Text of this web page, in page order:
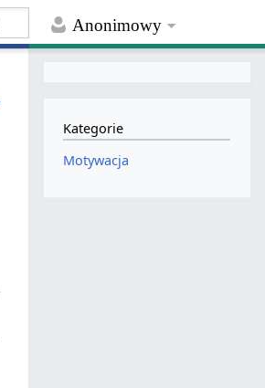
Anonimowy
Kategorie
Motywacja